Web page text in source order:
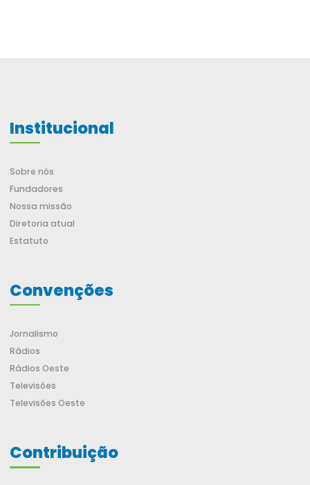
Institucional
Sobre nós
Fundadores
Nossa missão
Diretoria atual
Estatuto
Convenções
Jornalismo
Rádios
Rádios Oeste
Televisões
Televisões Oeste
Contribuição